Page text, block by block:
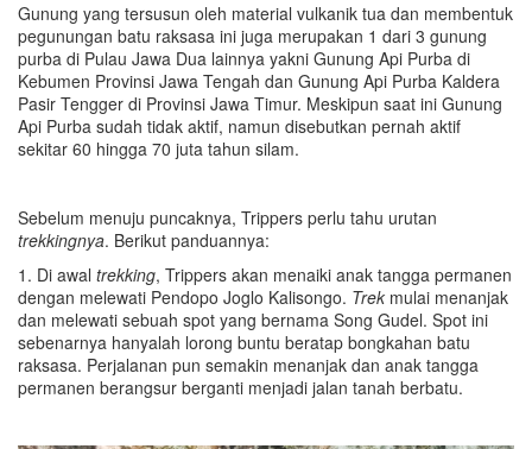
Gunung yang tersusun oleh material vulkanik tua dan membentuk
pegunungan batu raksasa ini juga merupakan 1 dari 3 gunung
purba di Pulau Jawa Dua lainnya yakni Gunung Api Purba di
Kebumen Provinsi Jawa Tengah dan Gunung Api Purba Kaldera
Pasir Tengger di Provinsi Jawa Timur. Meskipun saat ini Gunung
Api Purba sudah tidak aktif, namun disebutkan pernah aktif
sekitar 60 hingga 70 juta tahun silam.
Sebelum menuju puncaknya, Trippers perlu tahu urutan
trekkingnya. Berikut panduannya:
1. Di awal trekking, Trippers akan menaiki anak tangga permanen
dengan melewati Pendopo Joglo Kalisongo. Trek mulai menanjak
dan melewati sebuah spot yang bernama Song Gudel. Spot ini
sebenarnya hanyalah lorong buntu beratap bongkahan batu
raksasa. Perjalanan pun semakin menanjak dan anak tangga
permanen berangsur berganti menjadi jalan tanah berbatu.